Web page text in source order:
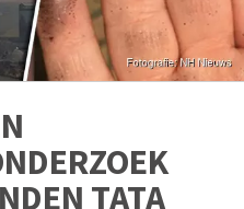
TATA